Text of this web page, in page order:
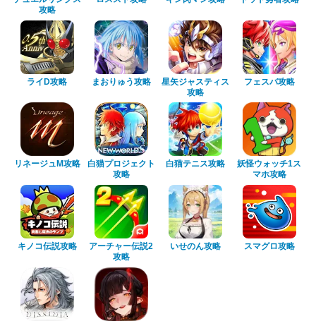
攻略
ライD攻略 まおりゅう攻略
星矢ジャスティス
攻略
フェスバ攻略
リネージュM攻略
白猫プロジェクト
攻略
白猫テニス攻略
妖怪ウォッチ1ス
マホ攻略
キノコ伝説攻略
アーチャー伝説2
攻略
いせのん攻略 スマグロ攻略